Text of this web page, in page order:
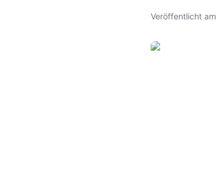
Veröffentlicht am